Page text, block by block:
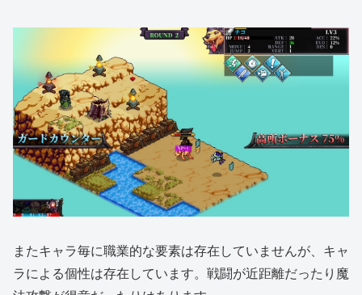
またキャラ毎に職業的な要素は存在していませんが、キャ
ラによる個性は存在しています。戦闘が近距離だったり魔